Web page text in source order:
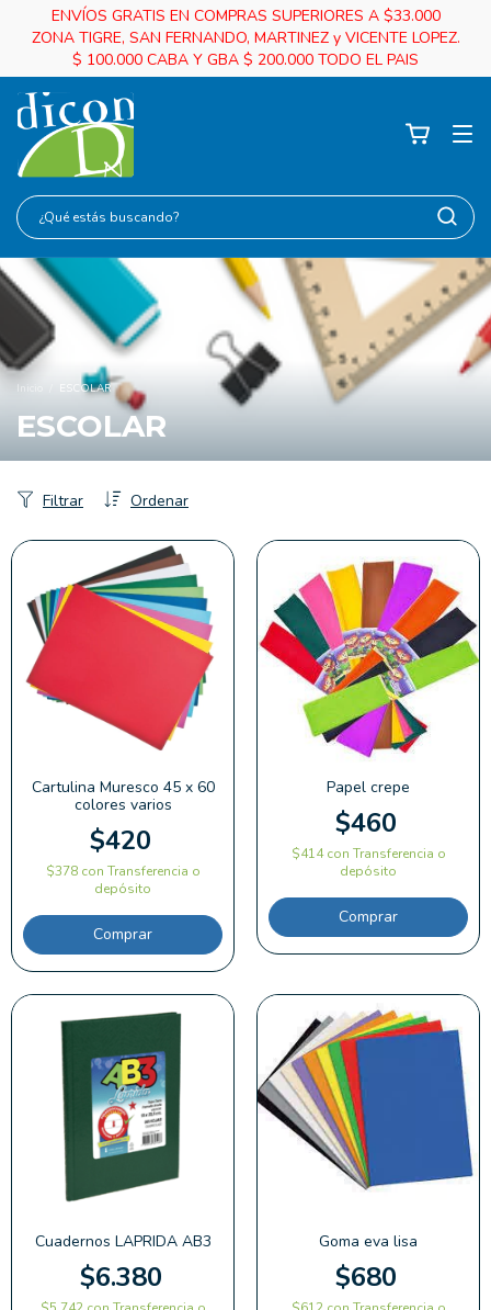
ENVÍOS GRATIS EN COMPRAS SUPERIORES A $33.000
ZONA TIGRE, SAN FERNANDO, MARTINEZ y VICENTE LOPEZ.
$ 100.000 CABA Y GBA $ 200.000 TODO EL PAIS
Inicio ESCOLAR
ESCOLAR
Ordenar
Filtrar
Cartulina Muresco 45 x 60
colores varios
$420
$378 con Transferencia o
depósito
Comprar
Papel crepe
$460
$414con Transferencia o
depósito
Comprar
Cuadernos LAPRIDA AB3
$6.380
Goma eva lisa
$680